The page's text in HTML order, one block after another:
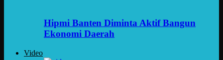
Hipmi Banten Diminta Aktif Bangun
Ekonomi Daerah
Video